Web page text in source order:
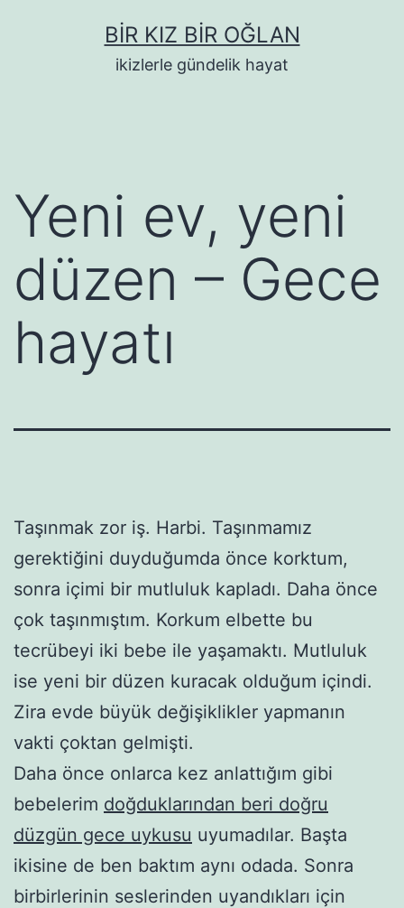
BIR KIZ BIR OĞLAN
ikizlerle gündelik hayat
Yeni ev, yeni
düzen – Gece
hayatı
Taşınmak zor iş. Harbi. Taşınmamız
gerektiğini duyduğumda önce korktum,
sonra içimi bir mutluluk kapladı. Daha önce
çok taşınmıştım. Korkum elbette bu
tecrübeyi iki bebe ile yaşamaktı. Mutluluk
ise yeni bir düzen kuracak olduğum içindi.
Zira evde büyük değişiklikler yapmanın
vakti çoktan gelmişti.
Daha önce onlarca kez anlattığım gibi
bebelerim doğduklarından beri doğru
düzgün gece uykusu uyumadılar. Başta
ikisine de ben baktım aynı odada. Sonra
birbirlerinin seslerinden uyandıkları için